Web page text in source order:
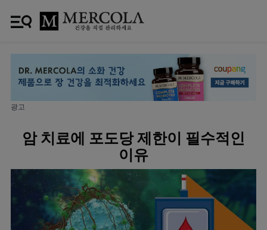
광고
암 치료에 포도당 제한이 필수적인
이유